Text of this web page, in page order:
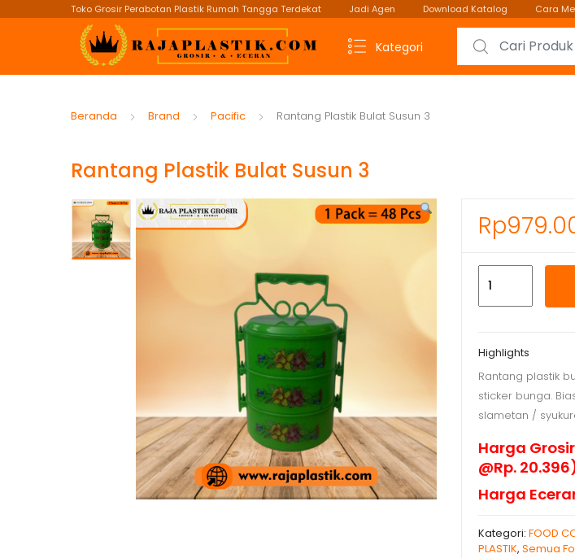
Toko Grosir Perabotan Plastik Rumah Tangga Terdekat Jadi Agen Download Katalog Cara
Kategori
Search for:
Beranda Brand Pacific Rantang Plastik Bulat Susun 3
Rantang Plastik Bulat Susun 3
Rp
Susun
3
Highlights
Rantang plastik
sticker bunga.
slametan /
Harga
@Rp.
Harga
Kategori: FOOD
PLASTIK, Semua